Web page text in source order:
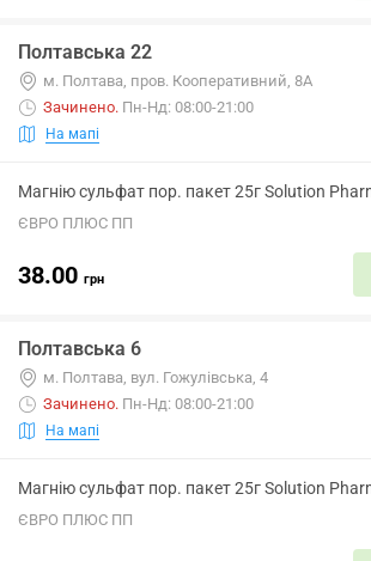
Полтавська 22
м. Полтава, пров. Кооперативний, 8А
Зачинено. Пн-Нд: 08:00-21:00
На мапі
Магнію сульфат пор. пакет 25г Solution
ЄВРО ПЛЮС ПП
38.00 грн
Полтавська 6
м. Полтава, вул. Гожулівська, 4
Зачинено. Пн-Нд: 08:00-21:00
На мапі
Магнію сульфат пор. пакет 25г Solution
ЄВРО ПЛЮС ПП